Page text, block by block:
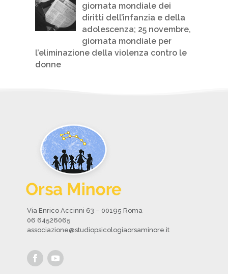
giornata mondiale dei
diritti dell’infanzia e della
adolescenza; 25 novembre,
giornata mondiale per
l’eliminazione della violenza contro le
donne
Via Enrico Accinni 63 – 00195 Roma
06 64526065
associazione@studiopsicologiaorsaminore.it